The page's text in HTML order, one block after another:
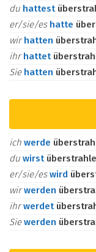
du hattest
er/sie/es hatte
wirhatten
ihrhattet
Sie hatten
ich werde
du wirst
er/sie/eswird
wirwerden
ihrwerdet
Siewerden